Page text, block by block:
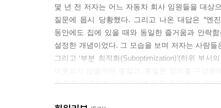
각한 것은 아닐까? 세련된 목표 관리 시스템을
목표나 성과가 적을 이기는 것과 ‘직접적으로’ 연
--- p.38
차별화
몇 년 전 저자는 어느 자동차 회사 임원들을 대상
질문에 몹시 당황했다. 그리고 나온 대답은 “엔
동안에도 집에 있을 때와 동일한 즐거움과 안락
설정한 개념이었다. 그 모습을 보며 저자는 사람
그리고 ‘부분 최적화(Suboptimization)’(하위 부
수 있지 않을까란 아이디어를 얻을 수 있었다. 이